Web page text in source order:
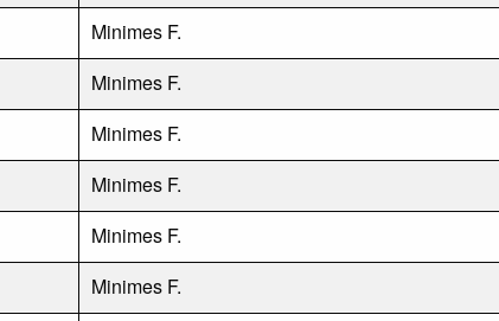
Minimes F.
Minimes F.
Minimes F.
Minimes F.
Minimes F.
Minimes F.